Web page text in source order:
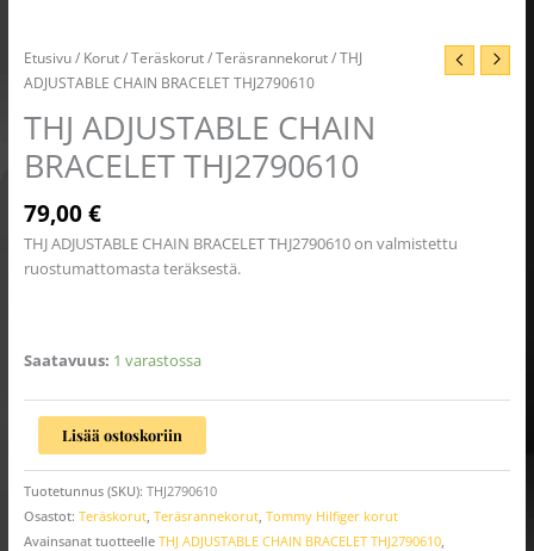
Etusivu/ Korut/Teräskorut/Teräsrannekorut/ THJ
ADJUSTABLE CHAIN BRACELET THJ2790610
THJ ADJUSTABLE CHAIN
BRACELET THJ2790610
79,00€
THJ ADJUSTABLE CHAIN BRACELET THJ2790610 on valmistettu
ruostumattomasta teräksestä.
Saatavuus: 1 varastossa
Lisää ostoskoriin
Tuotetunnus (SKU): THJ2790610
Osastot: Teräskorut, Teräsrannekorut, Tommy Hilfiger korut
Avainsanat tuotteelle THJ ADJUSTABLE CHAIN BRACELET THJ2790610,